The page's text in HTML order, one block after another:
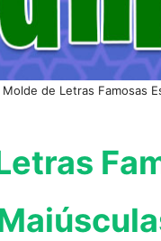
Molde de Letras Famosas